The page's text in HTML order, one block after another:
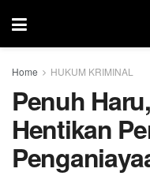
Home HUKUM KRIMINAL
Penuh
Hentikan